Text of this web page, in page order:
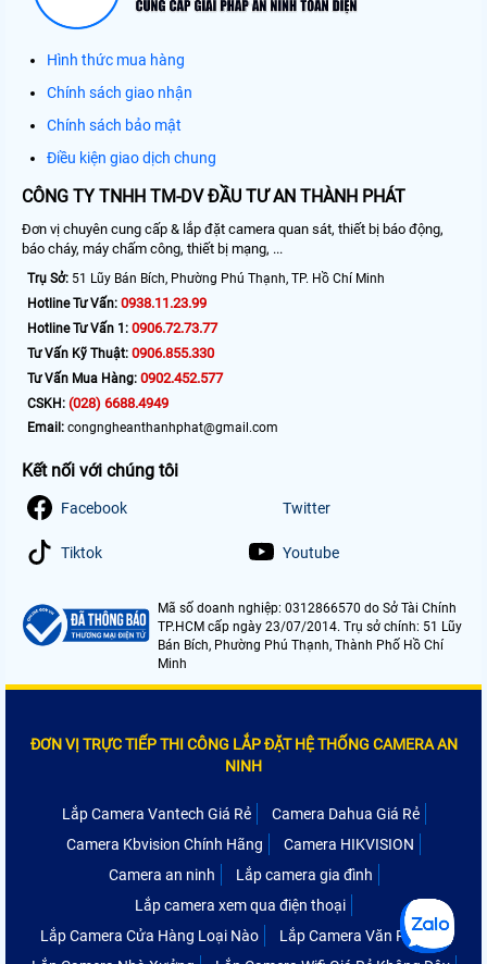
Hình thức mua hàng
Chính sách giao nhận
Chính sách bảo mật
Điều kiện giao dịch chung
CÔNG TY TNHH TM-DV ĐẦU TƯ AN THÀNH PHÁT
Đơn vị chuyên cung cấp & lắp đặt camera quan sát, thiết bị báo động,
báo cháy, máy chấm công, thiết bị mạng, ...
Trụ Sở: 51 Lũy Bán Bích, Phường Phú Thạnh, TP. Hồ Chí Minh
Hotline Tư Vấn: 0938.11.23.99
Hotline Tư Vấn 1: 0906.72.73.77
Tư Vấn Kỹ Thuật: 0906.855.330
Tư Vấn Mua Hàng: 0902.452.577
CSKH: (028) 6688.4949
Email: congngheanthanhphat@gmail.com
Kết nối với chúng tôi
Facebook Twitter
Tiktok Youtube
Mã số doanh nghiệp: 0312866570 do Sở Tài Chính
TP.HCM cấp ngày 23/07/2014. Trụ sở chính: 51 Lũy
Bán Bích, Phường Phú Thạnh, Thành Phố Hồ Chí
Minh
ĐƠN VỊ TRỰC TIẾP THI CÔNG LẮP ĐẶT HỆ THỐNG CAMERA AN
NINH
Lắp Camera Vantech Giá Rẻ
Camera Dahua Giá Rẻ
Camera Kbvision Chính Hãng
Camera HIKVISION
Camera an ninh
Lắp camera gia đình
Lắp camera xem qua điện thoại
Lắp Camera Cửa Hàng Loại Nào
Lắp Camera Văn Phòng